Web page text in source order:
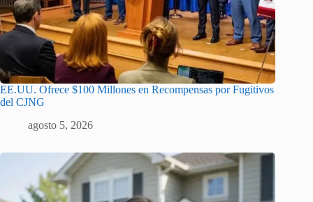
EE.UU. Ofrece $100 Millones en Recompensas por Fugitivos
del CJNG
agosto 5, 2026